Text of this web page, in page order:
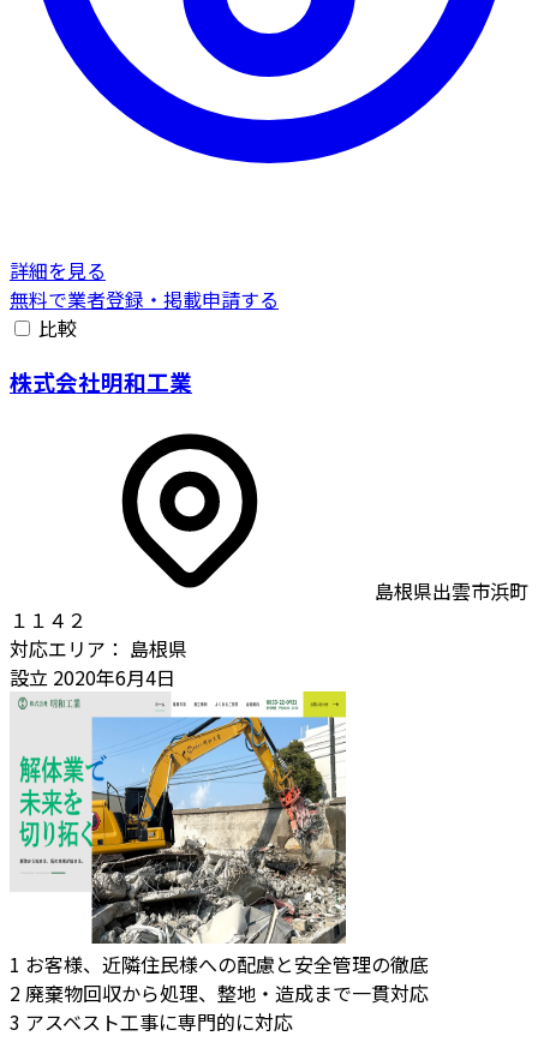
詳細を見る
無料で業者登録・掲載申請する
比較
株式会社明和工業
島根県出雲市浜町
１１４２
対応エリア： 島根県
設立 2020年6月4日
1 お客様、近隣住民様への配慮と安全管理の徹底
2廃棄物回収から処理、整地・造成まで一貫対応
3 アスベスト工事に専門的に対応